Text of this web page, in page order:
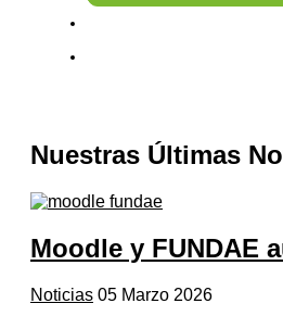
Nuestras Últimas
Moodle y FUNDAE
Noticias 05 Marzo 2026